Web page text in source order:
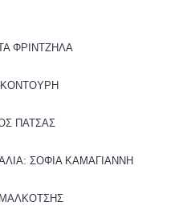
ΠΑΤΣΑΣ
ΣΟΦΙΑ ΚΑΜΑΓΙΑΝΝΗ